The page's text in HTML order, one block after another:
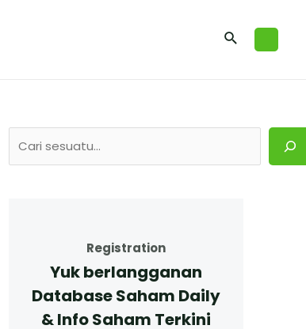
Registration
Yuk berlangganan
Database Saham Daily
& Info Saham Terkini